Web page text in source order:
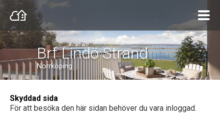
Brf Lindö Strand
Norrköping
Skyddad sida
För att besöka den här sidan behöver du vara inloggad.